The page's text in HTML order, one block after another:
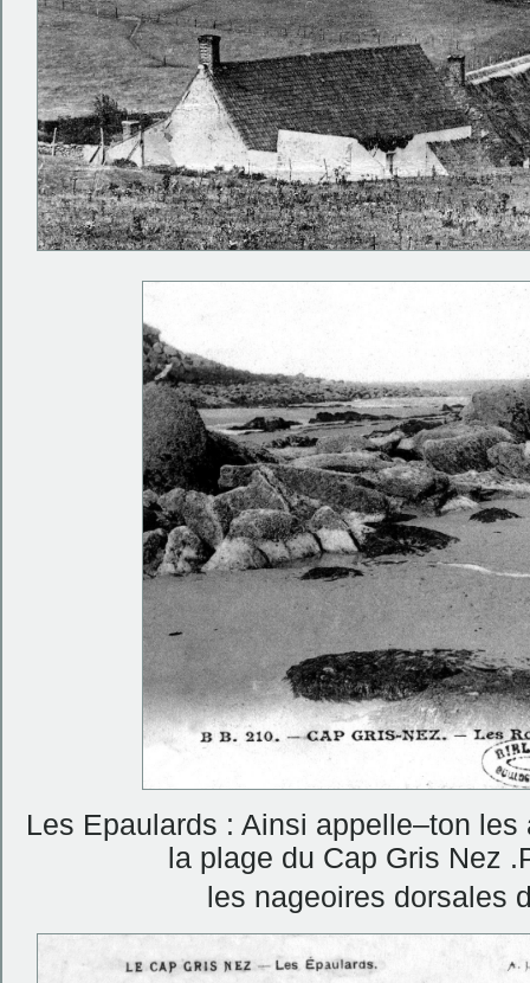
Les Epaulards : Ainsi appelle–ton
la plage du Cap Gris Nez
les nageoires dorsales